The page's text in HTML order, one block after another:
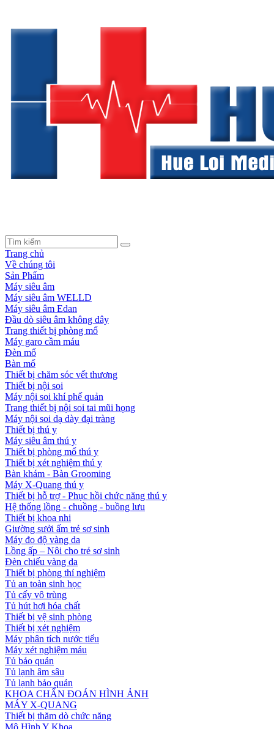
Trang chủ
Về chúng tôi
Sản Phẩm
Máy siêu âm
Máy siêu âm WELLD
Máy siêu âm Edan
Đầu dò siêu âm không dây
Trang thiết bị phòng mổ
Máy garo cầm máu
Đèn mổ
Bàn mổ
Thiết bị chăm sóc vết thương
Thiết bị nội soi
Máy nội soi khí phế quản
Trang thiết bị nội soi tai mũi họng
Máy nội soi dạ dày đại tràng
Thiết bị thú y
Máy siêu âm thú y
Thiết bị phòng mổ thú y
Thiết bị xét nghiệm thú y
Bàn khám - Bàn Grooming
Máy X-Quang thú y
Thiết bị hỗ trợ - Phục hồi chức năng thú y
Hệ thống lồng - chuồng - buồng lưu
Thiết bị khoa nhi
Giường sưởi ấm trẻ sơ sinh
Máy đo độ vàng da
Lồng ấp – Nôi cho trẻ sơ sinh
Đèn chiếu vàng da
Thiết bị phòng thí nghiệm
Tủ an toàn sinh học
Tủ cấy vô trùng
Tủ hút hơi hóa chất
Thiết bị vệ sinh phòng
Thiết bị xét nghiệm
Máy phân tích nước tiểu
Máy xét nghiệm máu
Tủ bảo quản
Tủ lạnh âm sâu
Tủ lạnh bảo quản
KHOA CHẨN ĐOÁN HÌNH ẢNH
MÁY X-QUANG
Thiết bị thăm dò chức năng
Mô Hình Y Khoa